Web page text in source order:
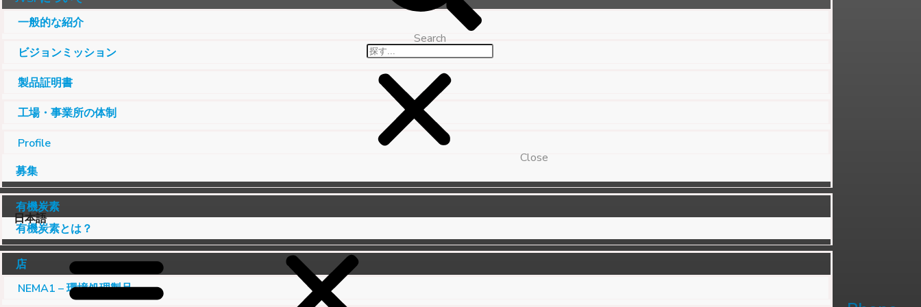
Search
Close
日本語
一般的な紹介
ビジョンミッション
製品証明書
工場・事業所の体制
Profile
募集
有機炭素
有機炭素とは？
店
NEMA1 – 環境処理製品